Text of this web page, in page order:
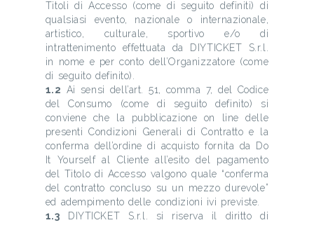
Titoli di Accesso (come di seguito definiti) di
qualsiasi evento, nazionale o internazionale,
artistico, culturale, sportivo e/o di
intrattenimento effettuata da DIYTICKET S.r.l.
in nome e per conto dell’Organizzatore (come
di seguito definito).
1.2 Ai sensi dell’art. 51, comma 7, del Codice
del Consumo (come di seguito definito) si
conviene che la pubblicazione on line delle
presenti Condizioni Generali di Contratto e la
conferma dell’ordine di acquisto fornita da Do
It Yourself al Cliente all’esito del pagamento
del Titolo di Accesso valgono quale “conferma
del contratto concluso su un mezzo durevole”
ed adempimento delle condizioni ivi previste.
1.3 DIYTICKET S.r.l. si riserva il diritto di